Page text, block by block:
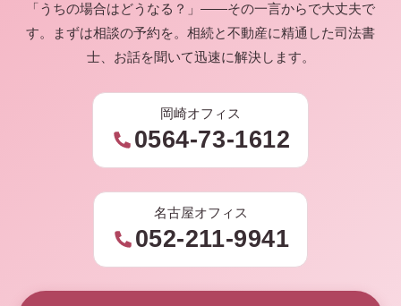
「うちの場合はどうなる？」——その一言からで大丈夫で
す。まずは相談の予約を。相続と不動産に精通した司法書
士、お話を聞いて迅速に解決します。
岡崎オフィス
0564-73-1612
名古屋オフィス
052-211-9941